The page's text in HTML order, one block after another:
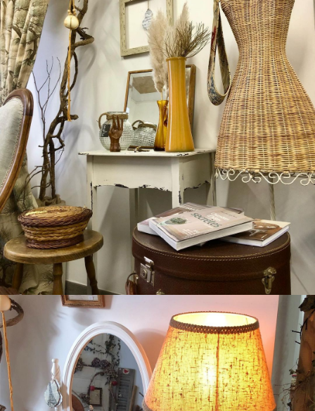
Boutique Mamers
Les nouveautés de l’Atelier.